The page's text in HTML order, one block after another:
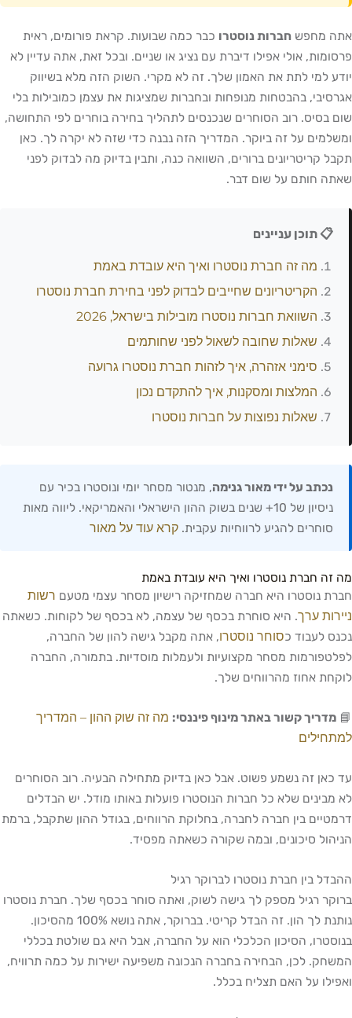
אתה מחפש חברות נוסטרו כבר כמה שבועות. קראת פורומים, ראית
פרסומות, אולי אפילו דיברת עם נציג או שניים. ובכל זאת, אתה עדיין לא
יודע למי לתת את האמון שלך. זה לא מקרי. השוק הזה מלא בשיווק
אגרסיבי, בהבטחות מנופחות ובחברות שמציגות את עצמן כמובילות בלי
שום בסיס. רוב הסוחרים שנכנסים לתהליך בחירה בוחרים לפי התחושה,
ומשלמים על זה ביוקר. המדריך הזה נבנה כדי שזה לא יקרה לך. כאן
תקבל קריטריונים ברורים, השוואה כנה, ותבין בדיוק מה לבדוק לפני
שאתה חותם על שום דבר.
📋 תוכן עניינים
מה זה חברת נוסטרו ואיך היא עובדת באמת
הקריטריונים שחייבים לבדוק לפני בחירת חברת נוסטרו
השוואת חברות נוסטרו מובילות בישראל, 2026
שאלות שחובה לשאול לפני שחותמים
סימני אזהרה, איך לזהות חברת נוסטרו גרועה
המלצות ומסקנות, איך להתקדם נכון
שאלות נפוצות על חברות נוסטרו
נכתב על ידי מאור גנימה, מנטור מסחר יומי ונוסטרו בכיר עם
ניסיון של 10+ שנים בשוק ההון הישראלי והאמריקאי. ליווה מאות
סוחרים להגיע לרווחיות עקבית. קרא עוד על מאור
מה זה חברת נוסטרו ואיך היא עובדת באמת
חברת נוסטרו היא חברה שמחזיקה רישיון מסחר עצמי מטעם רשות
ניירות ערך. היא סוחרת בכסף של עצמה, לא בכסף של לקוחות. כשאתה
נכנס לעבוד כסוחר נוסטרו, אתה מקבל גישה להון של החברה,
לפלטפורמות מסחר מקצועיות ולעמלות מוסדיות. בתמורה, החברה
לוקחת אחוז מהרווחים שלך.
📘 מדריך קשור באתר מינוף פיננסי: מה זה שוק ההון – המדריך
למתחילים
עד כאן זה נשמע פשוט. אבל כאן בדיוק מתחילה הבעיה. רוב הסוחרים
לא מבינים שלא כל חברות הנוסטרו פועלות באותו מודל. יש הבדלים
דרמטיים בין חברה לחברה, בחלוקת הרווחים, בגודל ההון שתקבל, ברמת
הניהול סיכונים, ובמה שקורה כשאתה מפסיד.
ההבדל בין חברת נוסטרו לברוקר רגיל
ברוקר רגיל מספק לך גישה לשוק, ואתה סוחר בכסף שלך. חברת נוסטרו
נותנת לך הון. זה הבדל קריטי. בברוקר, אתה נושא 100% מהסיכון.
בנוסטרו, הסיכון הכלכלי הוא על החברה, אבל היא גם שולטת בכללי
המשחק. לכן, הבחירה בחברה הנכונה משפיעה ישירות על כמה תרוויח,
ואפילו על האם תצליח בכלל.